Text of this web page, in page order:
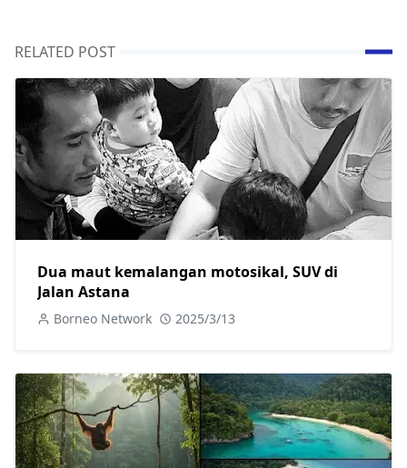
RELATED POST
Dua maut kemalangan motosikal, SUV di
Jalan Astana
Borneo Network 2025/3/13